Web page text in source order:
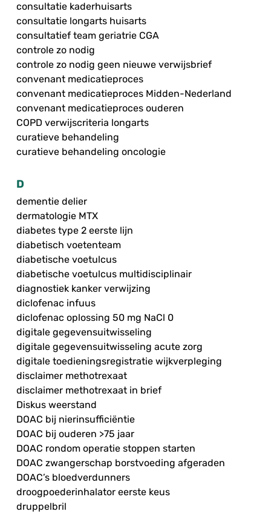
consultatie kaderhuisarts
consultatie longarts huisarts
consultatief team geriatrie CGA
controle zo nodig
controle zo nodig geen nieuwe verwijsbrief
convenant medicatieproces
convenant medicatieproces Midden-Nederland
convenant medicatieproces ouderen
COPD verwijscriteria longarts
curatieve behandeling
curatieve behandeling oncologie
D
dementie delier
dermatologie MTX
diabetes type 2 eerste lijn
diabetisch voetenteam
diabetische voetulcus
diabetische voetulcus multidisciplinair
diagnostiek kanker verwijzing
diclofenac infuus
diclofenac oplossing 50 mg NaCl 0
digitale gegevensuitwisseling
digitale gegevensuitwisseling acute zorg
digitale toedieningsregistratie wijkverpleging
disclaimer methotrexaat
disclaimer methotrexaat in brief
Diskus weerstand
DOAC bij nierinsufficiëntie
DOAC bij ouderen >75 jaar
DOAC rondom operatie stoppen starten
DOAC zwangerschap borstvoeding afgeraden
DOAC’s bloedverdunners
droogpoederinhalator eerste keus
druppelbril